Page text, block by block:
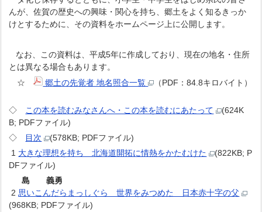
んが、佐賀の歴史への興味・関心を持ち、郷土をよく知るきっか
けとするために、その資料をホームページ上に公開します。
なお、この資料は、平成5年に作成しており、現在の地名・住所
とは異なる場合もあります。
☆
郷土の先覚者 地名照合一覧 （PDF：84.8キロバイト）
◇ この本を読むみなさんへ・この本を読むにあたって
(624K
B; PDFファイル)
◇ 目次
(578KB; PDFファイル)
1 大きな理想を持ち 北海道開拓に情熱をかたむけた
(822KB; P
DFファイル)
島 義勇
2 思いこんだらまっしぐら 世界をみつめた 日本赤十字の父
(968KB; PDFファイル)